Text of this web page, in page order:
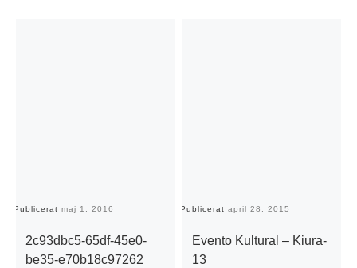
Publicerat maj 1, 2016
2c93dbc5-65df-45e0-
be35-e70b18c97262
Publicerat april 28, 2015
Evento Kultural – Kiura-
13